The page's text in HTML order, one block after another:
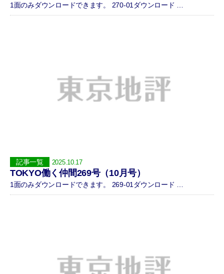
1面のみダウンロードできます。 270-01ダウンロード …
記事一覧 2025.10.17
TOKYO働く仲間269号（10月号）
1面のみダウンロードできます。 269-01ダウンロード …